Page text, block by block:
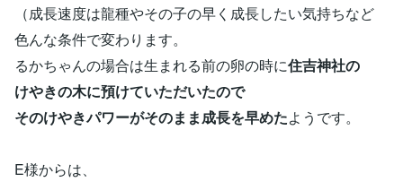
（成長速度は龍種やその子の早く成長したい気持ちなど
色んな条件で変わります。
るかちゃんの場合は生まれる前の卵の時に住吉神社の
けやきの木に預けていただいたので
そのけやきパワーがそのまま成長を早めたようです。
E様からは、